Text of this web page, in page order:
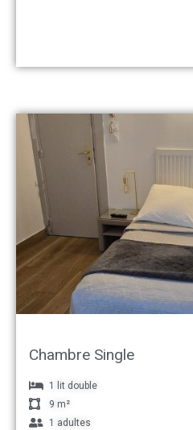
Chambre Single
1 lit double
9 m²
1 adultes